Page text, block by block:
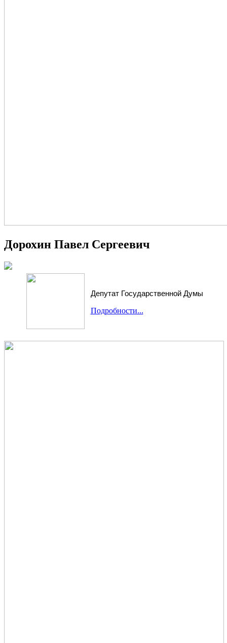
Дорохин Павел Сергеевич
Депутат Государственной Думы
Подробности...